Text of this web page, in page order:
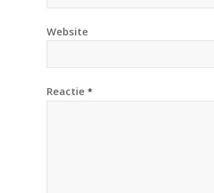
Website
Reactie *